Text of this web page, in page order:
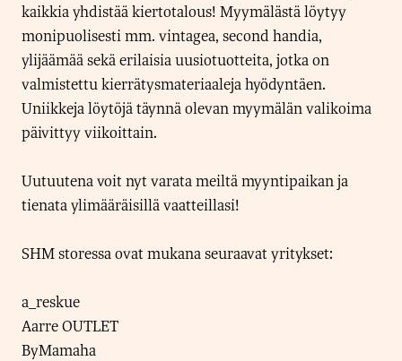
kaikkia yhdistää kiertotalous! Myymälästä löytyy
monipuolisesti mm. vintagea, second handia,
ylijäämää sekä erilaisia uusiotuotteita, jotka on
valmistettu kierrätysmateriaaleja hyödyntäen.
Uniikkeja löytöjä täynnä olevan myymälän valikoima
päivittyy viikoittain.
Uutuutena voit nyt varata meiltä myyntipaikan ja
tienata ylimääräisillä vaatteillasi!
SHM storessa ovat mukana seuraavat yritykset:
a_reskue
Aarre OUTLET
ByMamaha